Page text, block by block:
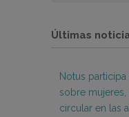
Últimas
Notus participa
sobre
circular en las